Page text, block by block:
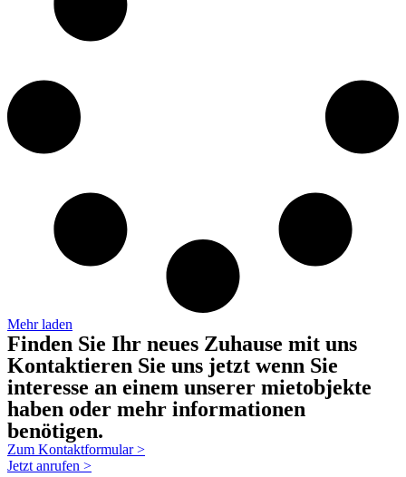
Mehr laden
Finden Sie Ihr neues Zuhause mit uns
Kontaktieren Sie uns jetzt wenn Sie
interesse an einem unserer mietobjekte
haben oder mehr informationen
benötigen.
Zum Kontaktformular >
Jetzt anrufen >